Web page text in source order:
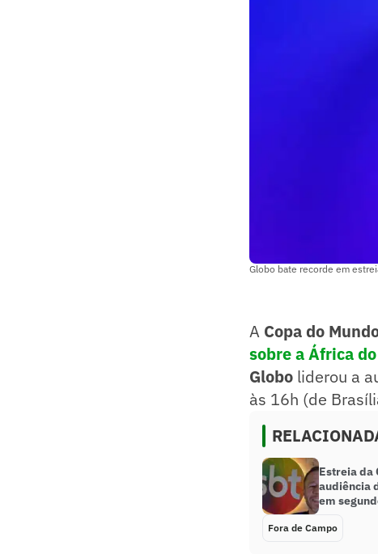
Globo bate recorde em
A Copa do
sobre a África
Globo liderou a
às 16h (de
Estreia da
audiência
em
Fora de Campo